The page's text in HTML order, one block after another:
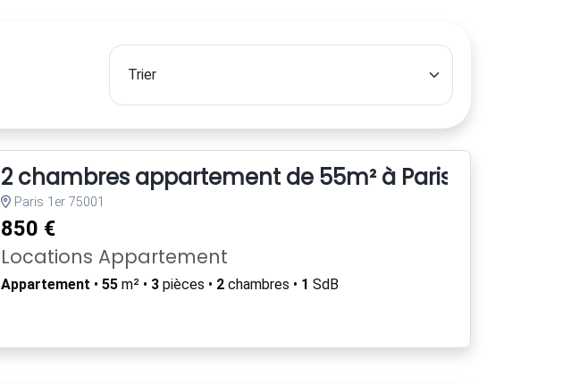
2 chambres appartement de 55m² à Paris 58 Rue
Paris 1er 75001
850 €
Locations Appartement
Appartement • 55m² • 3pièces • 2chambres • 1 SdB